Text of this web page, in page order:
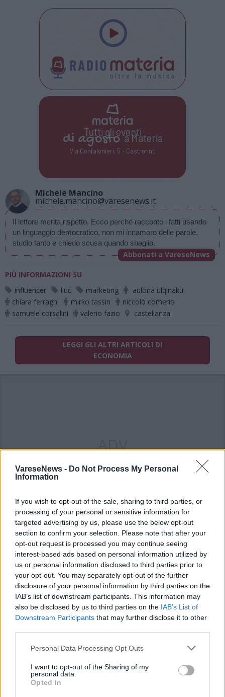
VareseNews - Do Not Process My Personal
Information
If you wish to opt-out of the sale, sharing to third parties, or
processing of your personal or sensitive information for
targeted advertising by us, please use the below opt-out
section to confirm your selection. Please note that after your
opt-out request is processed you may continue seeing
interest-based ads based on personal information utilized by
us or personal information disclosed to third parties prior to
your opt-out. You may separately opt-out of the further
disclosure of your personal information by third parties on the
IAB’s list of downstream participants. This information may
also be disclosed by us to third parties on the IAB’s List of
Downstream Participants that may further disclose it to other
Personal Data Processing Opt Outs
I want to opt-out of the Sharing of my
personal data.
Opted In
Tutti gli eventi
di agostoa Materia
Via Confalonieri, 5 - Castronno
Michele Mancino
michele.mancino@varesenews.it
Il lettore merita rispetto. Ecco perché racconto i fatti usando
un linguaggio democratico, non mi innamoro delle parole,
studio tanto e chiedo scusa quando sbaglio.
Abbonati a VareseNews
PIÙ INFORMAZIONI SU
influencer
liuc marketing
aulona ulqinaku
chiara ferragni
mirko tassin
niccolò comerio
samuele corsalini
valerio fazio castellanza
LEGGI GLI ALTRI ARTICOLI DI
ECONOMIA
ADV
ADV
Commenti